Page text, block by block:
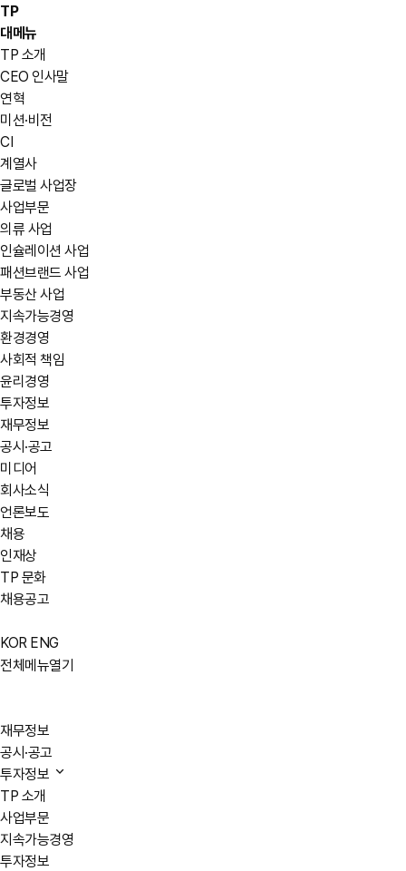
TP
대메뉴
TP 소개
CEO 인사말
연혁
미션·비전
CI
계열사
글로벌 사업장
사업부문
의류 사업
인슐레이션 사업
패션브랜드 사업
부동산 사업
지속가능경영
환경경영
사회적 책임
윤리경영
투자정보
재무정보
공시·공고
미디어
회사소식
언론보도
채용
인재상
TP 문화
채용공고
KOR ENG
전체메뉴열기
재무정보
공시·공고
투자정보
TP 소개
사업부문
지속가능경영
투자정보